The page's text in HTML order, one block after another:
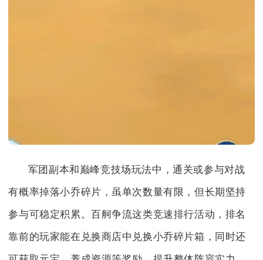
军团副本和巅峰竞技场玩法中，通关或参与对战
有概率掉落小乔碎片，虽单次数量有限，但长期坚持
参与可稳定积累。百舸争流这类竞速排行活动，排名
靠前的玩家能在兑换商店中兑换小乔碎片箱，同时还